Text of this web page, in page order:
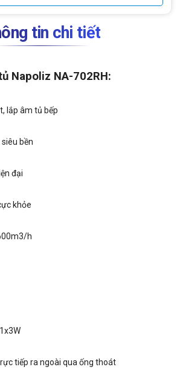
tin chi tiết
Napoliz NA-702RH:
lắp âm tủ bếp
bền
đại
khỏe
h
tiếp ra ngoài qua ống thoát